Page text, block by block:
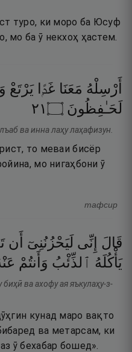
туро, ки моро ба Юсуф
мо ба ӯ некхоҳ ҳастем.
أَرْسِلْهُ مَعَنَا غَدًۭا يَرْتَعْ
لَحَـٰفِظُونَ ۝١٢
ва инна лаҳу лаҳафизун.
то меваи бисёр
мо нигаҳбони ӯ
тафсир
قَالَ إِنِّى لَيَحْزُنُنِىٓ أَن
يَأْكُلَهُ ٱلذِّئْبُ وَأَنتُمْ
ва ахофу ая яъкулаҳу-з-
кунад маро вақто
ва метарсам, ки
ӯ бехабар бошед».